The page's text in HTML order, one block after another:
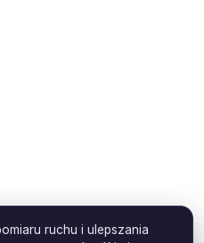
ruchu i ulepszania